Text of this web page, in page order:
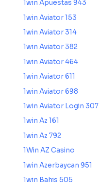
1win Apuestas 943
1win Aviator 153
1win Aviator 314
1win Aviator 382
1win Aviator 464
1win Aviator 611
1win Aviator 698
1win Aviator Login 307
1win Az 161
1win Az 792
1Win AZ Casino
1win Azerbaycan 951
1win Bahis 505